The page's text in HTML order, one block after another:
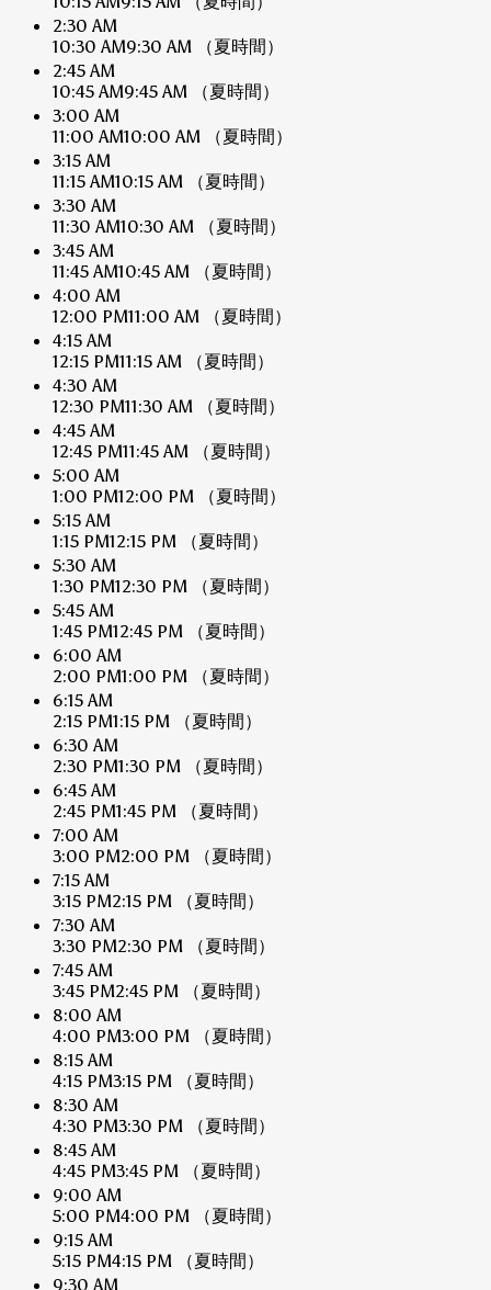
2:30 AM
10:30 AM9:30 AM
（夏時間）
2:45 AM
10:45 AM9:45 AM
（夏時間）
3:00 AM
11:00 AM10:00 AM
（夏時間）
3:15 AM
11:15 AM10:15 AM
（夏時間）
3:30 AM
11:30 AM10:30 AM
（夏時間）
3:45 AM
11:45 AM10:45 AM
（夏時間）
4:00 AM
12:00 PM11:00 AM
（夏時間）
4:15 AM
12:15 PM11:15 AM
（夏時間）
4:30 AM
12:30 PM11:30 AM
（夏時間）
4:45 AM
12:45 PM11:45 AM
（夏時間）
5:00 AM
1:00 PM12:00 PM
（夏時間）
5:15 AM
1:15 PM12:15 PM
（夏時間）
5:30 AM
1:30 PM12:30 PM
（夏時間）
5:45 AM
1:45 PM12:45 PM
（夏時間）
6:00 AM
2:00 PM1:00 PM
（夏時間）
6:15 AM
2:15 PM1:15 PM
（夏時間）
6:30 AM
2:30 PM1:30 PM
（夏時間）
6:45 AM
2:45 PM1:45 PM
（夏時間）
7:00 AM
3:00 PM2:00 PM
（夏時間）
7:15 AM
3:15 PM2:15 PM
（夏時間）
7:30 AM
3:30 PM2:30 PM
（夏時間）
7:45 AM
3:45 PM2:45 PM
（夏時間）
8:00 AM
4:00 PM3:00 PM
（夏時間）
8:15 AM
4:15 PM3:15 PM
（夏時間）
8:30 AM
4:30 PM3:30 PM
（夏時間）
8:45 AM
4:45 PM3:45 PM
（夏時間）
9:00 AM
5:00 PM4:00 PM
（夏時間）
9:15 AM
5:15 PM4:15 PM
（夏時間）
9:30 AM